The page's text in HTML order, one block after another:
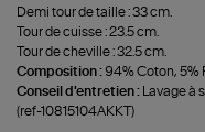
Demi tour de taille : 33 cm.
Tour de cuisse : 23.5 cm.
Tour de cheville : 32.5 cm.
Composition : 94% Coton, 5%
Conseil d'entretien :
Lavage à
(ref-10815104AKKT)